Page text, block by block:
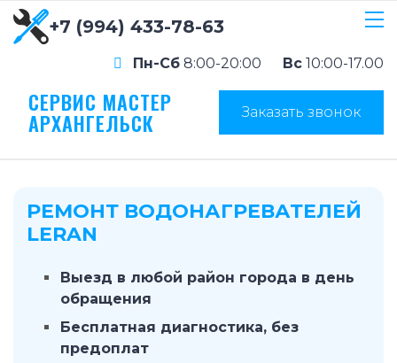
+7 (994) 433-78-63
Пн-Сб 8:00-20:00 Вс 10:00-17.00
СЕРВИС МАСТЕР
АРХАНГЕЛЬСК Заказать звонок
РЕМОНТ ВОДОНАГРЕВАТЕЛЕЙ
LERAN
Выезд в любой район города в день
обращения
Бесплатная диагностика, без
предоплат